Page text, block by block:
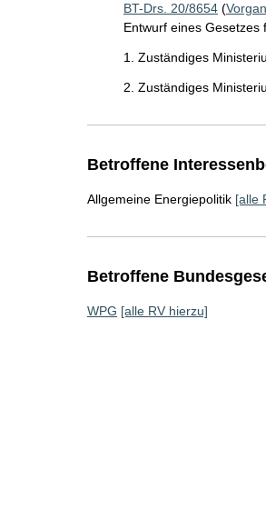
BT-Drs. 20/8654(
Entwurf eines
1. Zuständiges
2. Zuständiges
Betroffene
Allgemeine Energiepolitik [alle
Betroffene
WPG [alle RV hierzu]